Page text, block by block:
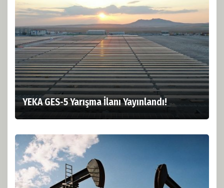
YEKA GES-5 Yarışma İlanı Yayınlandı!